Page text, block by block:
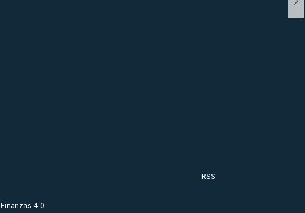
Finanzas 4.0
RSS